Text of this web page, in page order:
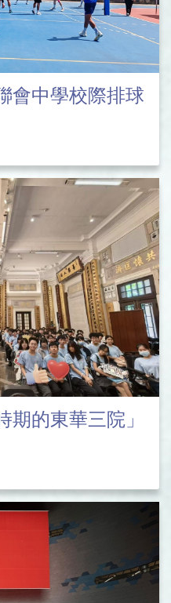
會中學校際排球
期的東華三院」